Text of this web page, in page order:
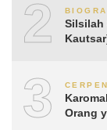
2
Silsilah
3 CERPEN
Orang